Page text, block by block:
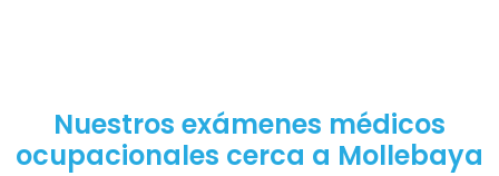
Nuestros exámenes médicos
ocupacionales cerca a Mollebaya